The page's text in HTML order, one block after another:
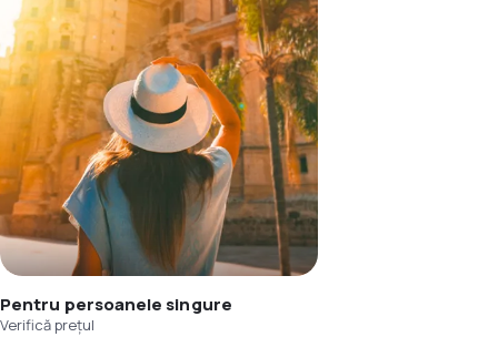
Pentru persoanele singure
Verifică prețul